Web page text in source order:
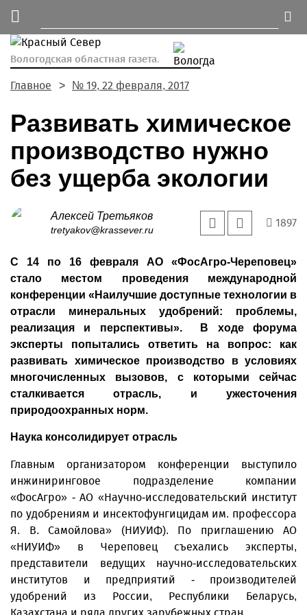
Вологодская областная газета.
Главное № 19, 22 февраля, 2017
Развивать химическое
производство нужно
без ущерба экологии
Алексей Третьяков
tretyakov@krassever.ru
1897
С 14 по 16 февраля АО «ФосАгро-Череповец»
стало местом проведения международной
конференции «Наилучшие доступные технологии в
отрасли минеральных удобрений: проблемы,
реализация и перспективы». В ходе форума
эксперты попытались ответить на вопрос: как
развивать химическое производство в условиях
многочисленных вызовов, с которыми сейчас
сталкивается отрасль, и ужесточения
природоохранных норм.
Наука консолидирует отрасль
Главным организатором конференции выступило
инжиниринговое подразделение компании
«ФосАгро» - АО «Научно-исследовательский институт
по удобрениям и инсектофунгицидам им. профессора
Я. В. Самойлова» (НИУИФ). По приглашению АО
«НИУИФ» в Череповец съехались эксперты,
представители ведущих научно-исследовательских
институтов и предприятий - производителей
удобрений из России, Республики Беларусь,